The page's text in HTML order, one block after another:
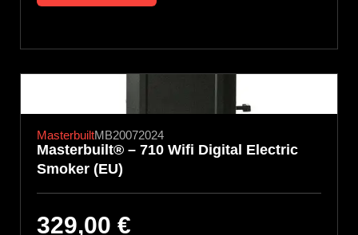
MasterbuiltMB20072024
Masterbuilt® – 710 Wifi Digital Electric
Smoker (EU)
329,00 €